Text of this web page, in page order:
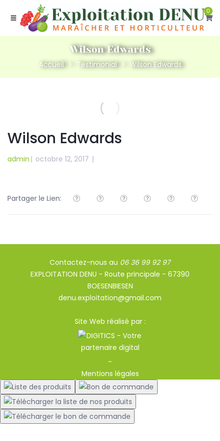
0
Wilson Edwards
Accueil Testimonial Wilson Edwards
Wilson Edwards
admin | octobre 12, 2017 |
Partager le Lien:
Contactez-nous au 06 36 99 92 97
EXPLOITATION DENU - Route principale - 67390
BOESENBIESEN
denu.exploitation@gmail.com
Site Web réalisé par :
-
Mentions légales
Liste des produits
Bon de commande
Télécharger la liste de nos produits
Télécharger le bon de commande